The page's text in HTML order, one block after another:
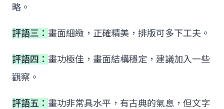
略。
評語三： 畫面細緻，正確精美，排版可多下工夫。
評語四： 畫功極佳，畫面結構穩定，建議加入一些
觀察。
評語五： 畫功非常具水平，有古典的氣息，但文字